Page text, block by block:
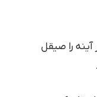
۹ ماه دیگر آینه را صیقل